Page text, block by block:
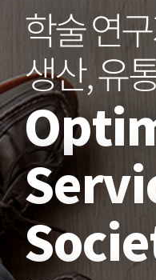
학술 연
생산, 유